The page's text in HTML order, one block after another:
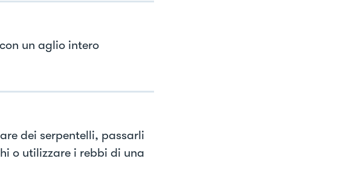
un aglio intero
dei serpentelli, passarli
o utilizzare i rebbi di una